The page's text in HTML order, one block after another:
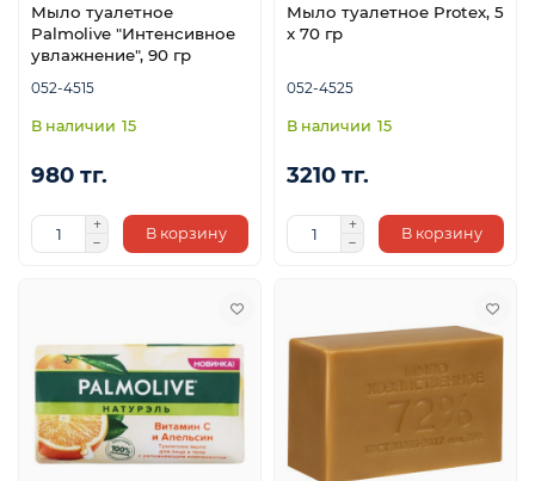
Мыло туалетное
Palmolive "Интенсивное
увлажнение", 90 гр
052-4515
15
980 тг.
В корзину
Мыло туалетное Protex, 5
x 70 гр
052-4525
15
3210 тг.
В корзину